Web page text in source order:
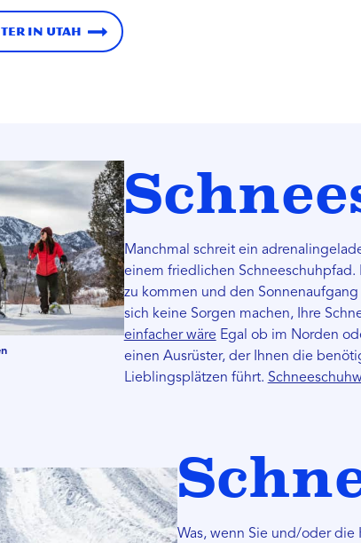
in Utah
Manchmal schreit ein
einem friedlichen
zu kommen und den
sich keine Sorgen machen, Ihre
einfacher wäre Egal ob im Norden
einen Ausrüster, der Ihnen die
Lieblingsplätzen führt.
Was, wenn Sie und/oder die